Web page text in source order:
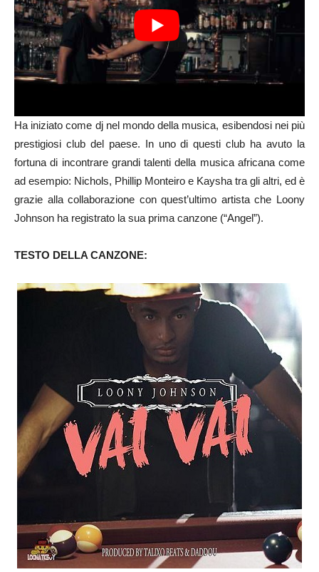
Ha iniziato come dj nel mondo della musica, esibendosi nei più
prestigiosi club del paese. In uno di questi club ha avuto la
fortuna di incontrare grandi talenti della musica africana come
ad esempio: Nichols, Phillip Monteiro e Kaysha tra gli altri, ed è
grazie alla collaborazione con quest’ultimo artista che Loony
Johnson ha registrato la sua prima canzone (“Angel”).
TESTO DELLA CANZONE: